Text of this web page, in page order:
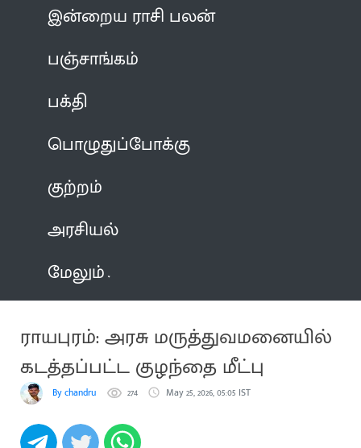
இன்றைய ராசி பலன்
பஞ்சாங்கம்
பக்தி
பொழுதுப்போக்கு
குற்றம்
அரசியல்
மேலும்
ராயபுரம்: அரசு மருத்துவமனையில்
கடத்தப்பட்ட குழந்தை மீட்பு
By chandru 274 May 25, 2026, 05:05 IST